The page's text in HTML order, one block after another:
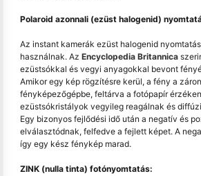
Polaroid azonnali (ezüst halogenid)
Az instant kamerák ezüst halogenid
használnak. Az Encyclopedia Britannica
ezüstsókkal és vegyi anyagokkal bevont
Amikor egy kép rögzítésre kerül, a fény a
fényképezőgépbe, feltárva a fotópapír
ezüstsókristályok vegyileg reagálnak és
Egy bizonyos fejlődési idő után a negatív és
elválasztódnak, felfedve a fejlett képet. A
így egy kész fénykép marad.
ZINK (nulla tinta) fotónyomtatás: